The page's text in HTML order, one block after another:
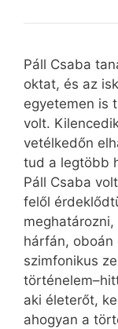
Páll Csaba
oktat, és az
egyetemen is
volt.
vetélkedőn
tud a legtöbb
Páll Csaba
felől
hárfán, oboán
szimfonikus
aki életerőt,
ahogyan a